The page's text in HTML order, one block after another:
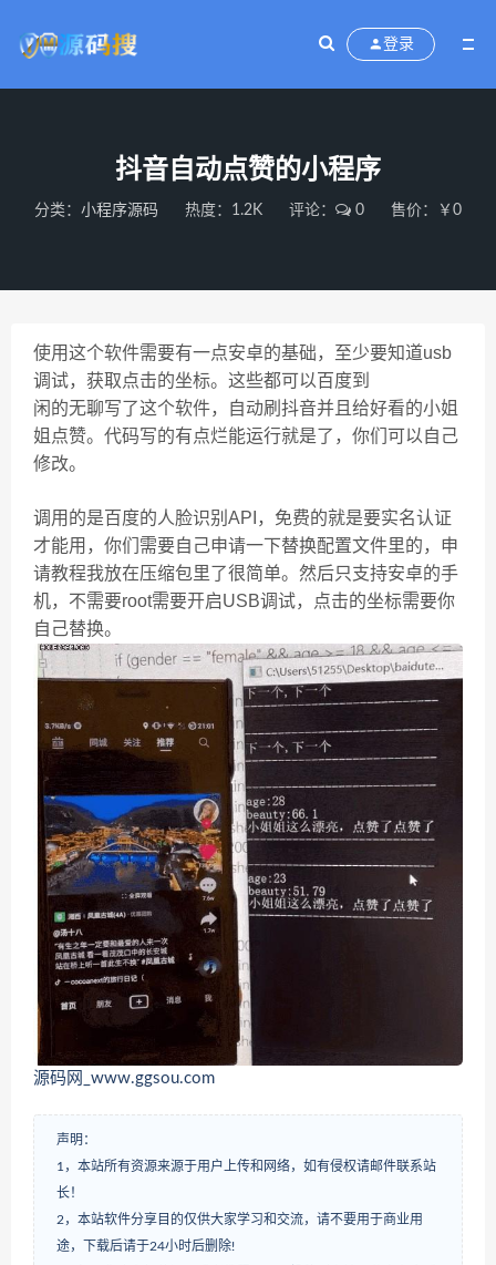
登录
抖音自动点赞的小程序
分类： 小程序源码 热度：1.2K 评论： 0 售价：￥0
使用这个软件需要有一点安卓的基础，至少要知道usb
调试，获取点击的坐标。这些都可以百度到
闲的无聊写了这个软件，自动刷抖音并且给好看的小姐
姐点赞。代码写的有点烂能运行就是了，你们可以自己
修改。
调用的是百度的人脸识别API，免费的就是要实名认证
才能用，你们需要自己申请一下替换配置文件里的，申
请教程我放在压缩包里了很简单。然后只支持安卓的手
机，不需要root需要开启USB调试，点击的坐标需要你
自己替换。
源码网_www.ggsou.com
声明：
1，本站所有资源来源于用户上传和网络，如有侵权请邮件联系站
长！
2，本站软件分享目的仅供大家学习和交流，请不要用于商业用
途，下载后请于24小时后删除!